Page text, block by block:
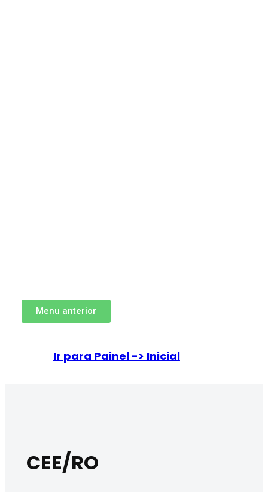
Menu anterior
Ir para Painel -> Inicial
CEE/RO